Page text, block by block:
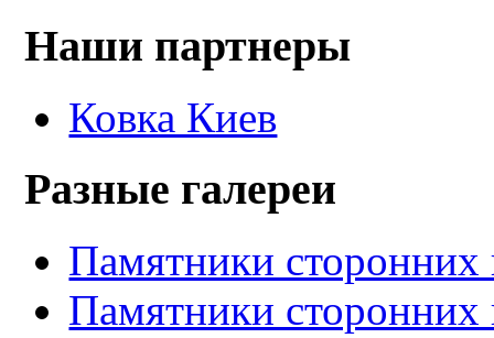
Наши партнеры
Ковка Киев
Разные галереи
Памятники сторонних
Памятники сторонних